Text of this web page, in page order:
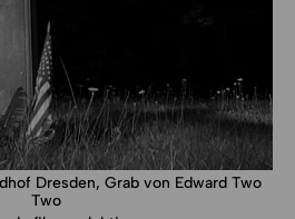
Dresden, Grab von Edward Two
Two